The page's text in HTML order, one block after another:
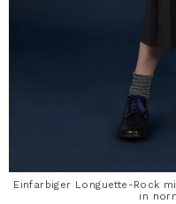
Einfarbiger Longuette-Rock
in